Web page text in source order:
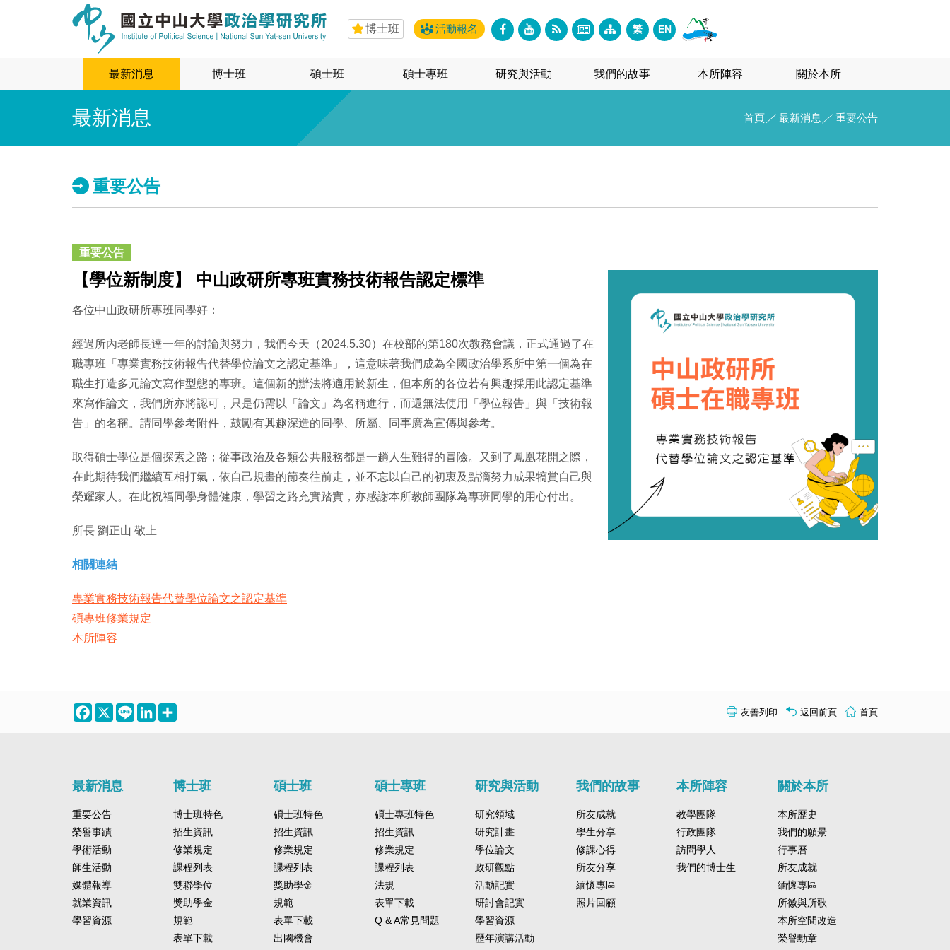
博士班 活動報名 繁 EN
最新消息 博士班 碩士班 碩士專班 研究與活動 我們的故事 本所陣容 關於本所
最新消息 首頁 ／ 最新消息 ／ 重要公告
重要公告
重要公告
【學位新制度】 中山政研所專班實務技術報告認定標準
各位中山政研所專班同學好：
經過所內老師長達一年的討論與努力，我們今天（2024.5.30）在校部的第180次教務會議，正式通過了在
職專班「專業實務技術報告代替學位論文之認定基準」，這意味著我們成為全國政治學系所中第一個為在
職生打造多元論文寫作型態的專班。這個新的辦法將適用於新生，但本所的各位若有興趣採用此認定基準
來寫作論文，我們所亦將認可，只是仍需以「論文」為名稱進行，而還無法使用「學位報告」與「技術報
告」的名稱。請同學參考附件，鼓勵有興趣深造的同學、所屬、同事廣為宣傳與參考。
取得碩士學位是個探索之路；從事政治及各類公共服務都是一趟人生難得的冒險。又到了鳳凰花開之際，
在此期待我們繼續互相打氣，依自己規畫的節奏往前走，並不忘以自己的初衷及點滴努力成果犒賞自己與
榮耀家人。在此祝福同學身體健康，學習之路充實踏實，亦感謝本所教師團隊為專班同學的用心付出。
所長 劉正山 敬上
相關連結
專業實務技術報告代替學位論文之認定基準
碩專班修業規定
本所陣容
Facebook
X Line LinkedIn 友善列印 返回前頁 首頁
最新消息
重要公告
榮譽事蹟
學術活動
師生活動
媒體報導
就業資訊
學習資源
博士班
博士班特色
招生資訊
修業規定
課程列表
雙聯學位
獎助學金
規範
表單下載
碩士班
碩士班特色
招生資訊
修業規定
課程列表
獎助學金
規範
表單下載
出國機會
碩士專班
碩士專班特色
招生資訊
修業規定
課程列表
法規
表單下載
Q & A常見問題
研究與活動
研究領域
研究計畫
學位論文
政研觀點
活動記實
研討會記實
學習資源
歷年演講活動
我們的故事
所友成就
學生分享
修課心得
所友分享
緬懷專區
照片回顧
本所陣容
教學團隊
行政團隊
訪問學人
我們的博士生
關於本所
本所歷史
我們的願景
行事曆
所友成就
緬懷專區
所徽與所歌
本所空間改造
榮譽勳章